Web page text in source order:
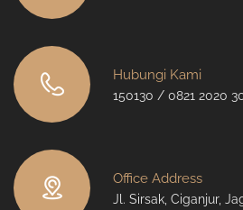
Hubungi Kami
150130 / 0821 2020
Office Address
Jl. Sirsak, Ciganjur,